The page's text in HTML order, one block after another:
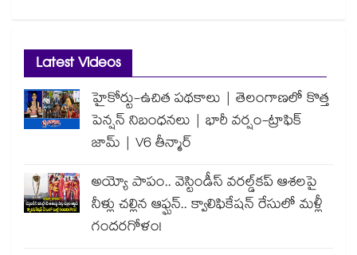
Latest Videos
హైకోర్టు-ఉచిత పథకాలు | తెలంగాణలో కొత్త
పెన్షన్ నిబంధనలు | భారీ వర్షం-ట్రాఫిక్
జామ్ | V6 తీన్మార్
అయ్యో పాపం.. వెస్టిండీస్ వరల్డ్‌కప్ ఆశలపై
నీళ్లు చల్లిన ఆఫ్ఘన్.. క్వాలిఫికేషన్ రేసులో మళ్లీ
గందరగోళం!